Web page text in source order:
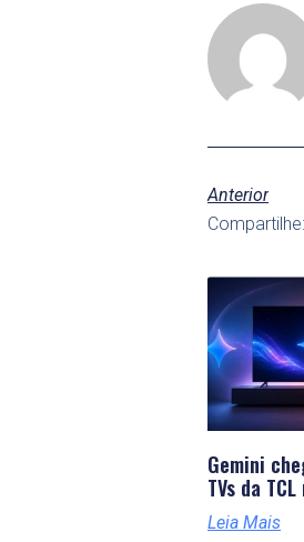
Anterior
Compartilhe:
Gemini
TVs da
Leia Mais